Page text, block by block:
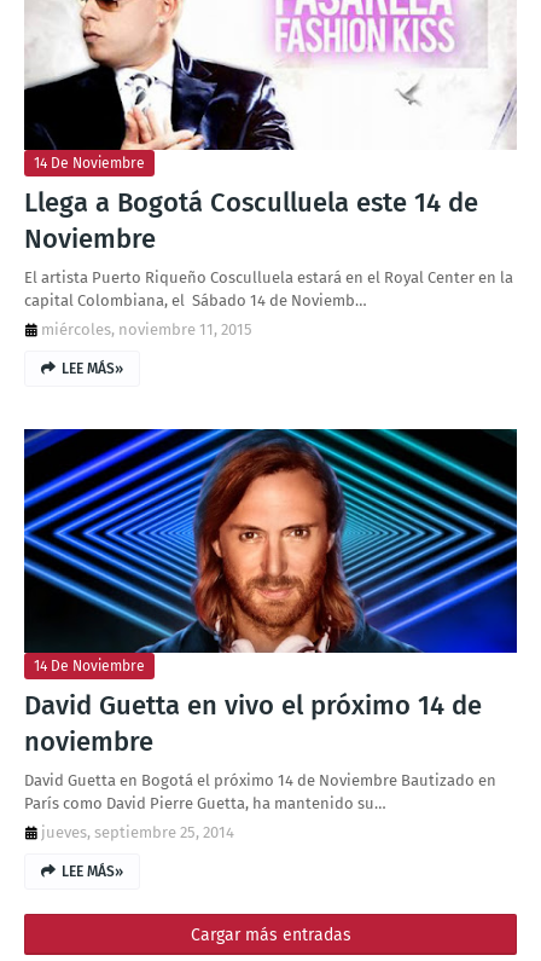
14 De Noviembre
Llega a Bogotá Cosculluela este 14 de
Noviembre
El artista Puerto Riqueño Cosculluela estará en el Royal Center en la
capital Colombiana, el Sábado 14 de Noviemb…
miércoles, noviembre 11, 2015
LEE MÁS»
14 De Noviembre
David Guetta en vivo el próximo 14 de
noviembre
David Guetta en Bogotá el próximo 14 de Noviembre Bautizado en
París como David Pierre Guetta, ha mantenido su…
jueves, septiembre 25, 2014
LEE MÁS»
Cargar más entradas